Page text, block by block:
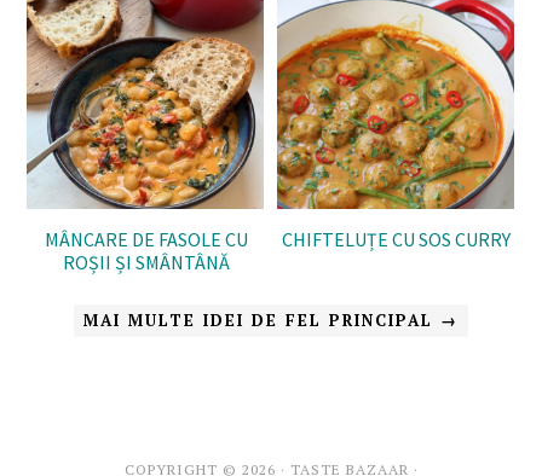
MÂNCARE DE FASOLE CU
ROȘII ȘI SMÂNTÂNĂ
CHIFTELUȚE CU SOS CURRY
MAI MULTE IDEI DE FEL PRINCIPAL →
COPYRIGHT © 2026 · TASTE BAZAAR ·